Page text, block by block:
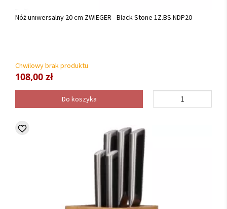
Nóż uniwersalny 20 cm ZWIEGER - Black Stone 1Z.BS.NDP20
Chwilowy brak produktu
108,00 zł
Do koszyka